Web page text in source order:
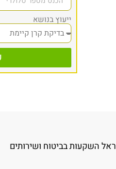
ייעוץ בנושא
השקעות בביטוח ושירותים